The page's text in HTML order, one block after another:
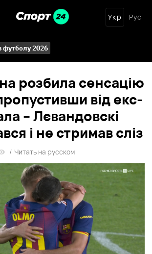
Укр Рус
футболу 2026
розбила сенсацію
від екс-
– Лєвандовскі
і не стримав сліз
/ Читать на русском